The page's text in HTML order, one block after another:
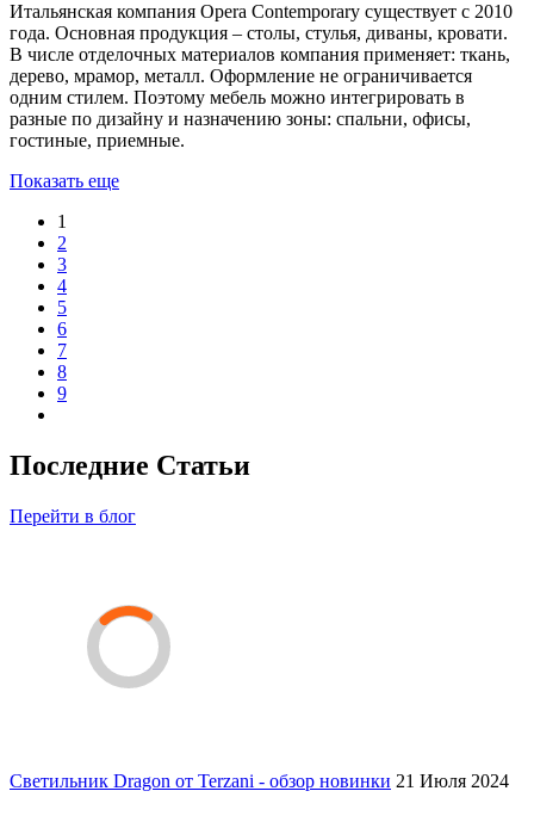
Итальянская компания Opera Contemporary существует с 2010
года. Основная продукция – столы, стулья, диваны, кровати.
В числе отделочных материалов компания применяет: ткань,
дерево, мрамор, металл. Оформление не ограничивается
одним стилем. Поэтому мебель можно интегрировать в
разные по дизайну и назначению зоны: спальни, офисы,
гостиные, приемные.
Показать еще
1
2
3
4
5
6
7
8
9
Последние Статьи
Перейти в блог
Светильник Dragon от Terzani - обзор новинки 21 Июля 2024